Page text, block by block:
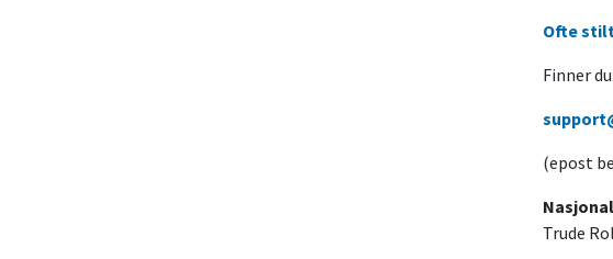
Ofte
Finner
(epost
Trude